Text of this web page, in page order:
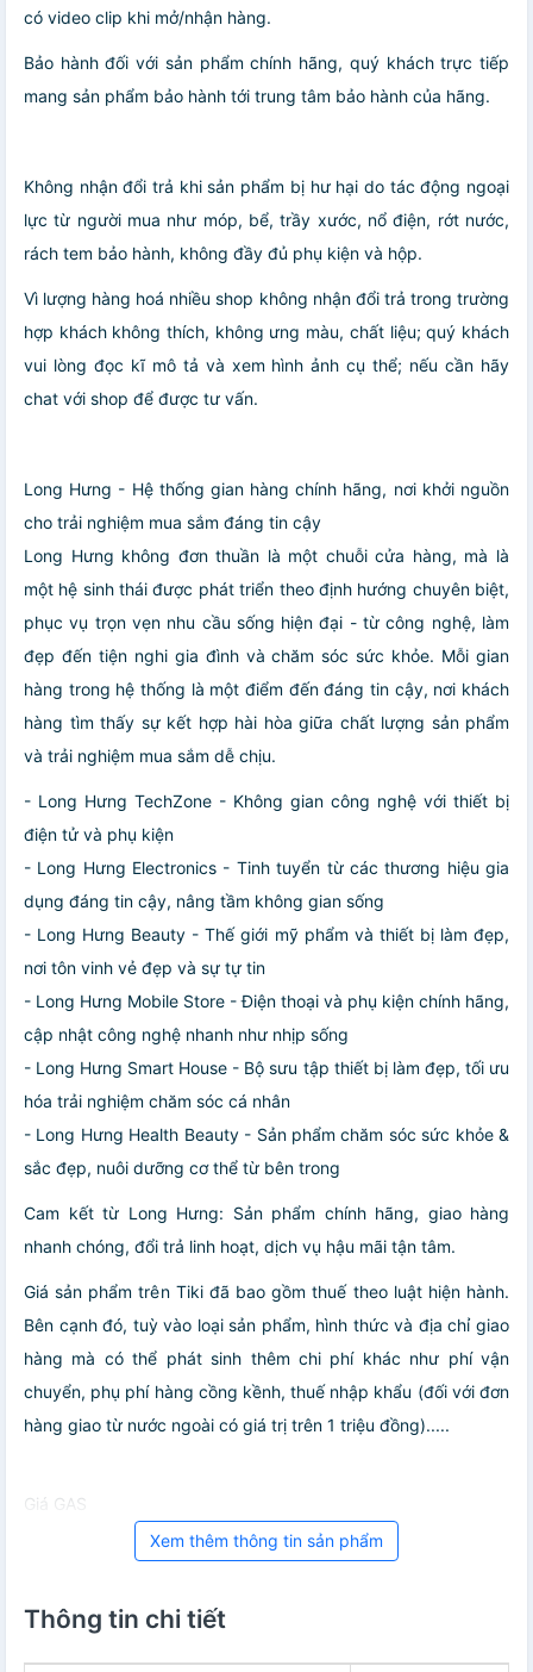
có video clip khi mở/nhận hàng.
️Bảo hành đối với sản phẩm chính hãng, quý khách trực tiếp
mang sản phẩm bảo hành tới trung tâm bảo hành của hãng.
Không nhận đổi trả khi sản phẩm bị hư hại do tác động ngoại
lực từ người mua như móp, bể, trầy xước, nổ điện, rớt nước,
rách tem bảo hành, không đầy đủ phụ kiện và hộp.
Vì lượng hàng hoá nhiều shop không nhận đổi trả trong trường
hợp khách không thích, không ưng màu, chất liệu; quý khách
vui lòng đọc kĩ mô tả và xem hình ảnh cụ thể; nếu cần hãy
chat với shop để được tư vấn.
Long Hưng - Hệ thống gian hàng chính hãng, nơi khởi nguồn
cho trải nghiệm mua sắm đáng tin cậy
Long Hưng không đơn thuần là một chuỗi cửa hàng, mà là
một hệ sinh thái được phát triển theo định hướng chuyên biệt,
phục vụ trọn vẹn nhu cầu sống hiện đại - từ công nghệ, làm
đẹp đến tiện nghi gia đình và chăm sóc sức khỏe. Mỗi gian
hàng trong hệ thống là một điểm đến đáng tin cậy, nơi khách
hàng tìm thấy sự kết hợp hài hòa giữa chất lượng sản phẩm
và trải nghiệm mua sắm dễ chịu.
- Long Hưng TechZone - Không gian công nghệ với thiết bị
điện tử và phụ kiện
- Long Hưng Electronics - Tinh tuyển từ các thương hiệu gia
dụng đáng tin cậy, nâng tầm không gian sống
- Long Hưng Beauty - Thế giới mỹ phẩm và thiết bị làm đẹp,
nơi tôn vinh vẻ đẹp và sự tự tin
- Long Hưng Mobile Store - Điện thoại và phụ kiện chính hãng,
cập nhật công nghệ nhanh như nhịp sống
- Long Hưng Smart House - Bộ sưu tập thiết bị làm đẹp, tối ưu
hóa trải nghiệm chăm sóc cá nhân
- Long Hưng Health Beauty - Sản phẩm chăm sóc sức khỏe &
sắc đẹp, nuôi dưỡng cơ thể từ bên trong
Cam kết từ Long Hưng: Sản phẩm chính hãng, giao hàng
nhanh chóng, đổi trả linh hoạt, dịch vụ hậu mãi tận tâm.
Giá sản phẩm trên Tiki đã bao gồm thuế theo luật hiện hành.
Bên cạnh đó, tuỳ vào loại sản phẩm, hình thức và địa chỉ giao
hàng mà có thể phát sinh thêm chi phí khác như phí vận
chuyển, phụ phí hàng cồng kềnh, thuế nhập khẩu (đối với đơn
hàng giao từ nước ngoài có giá trị trên 1 triệu đồng).....
Giá GAS
Xem thêm thông tin sản phẩm
Thông tin chi tiết